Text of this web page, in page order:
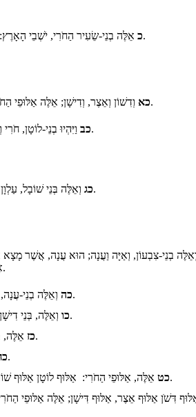
כאֵלֶּה בְנֵי-שֵׂעִיר הַחֹרִי, יֹשְׁבֵי הָאָרֶץ: לוֹטָן וְשׁוֹבָל, וְצִבְעוֹן וַעֲנָה.
כאוְדִשׁוֹן וְאֵצֶר, וְדִישָׁן; אֵלֶּה אַלּוּפֵי הַחֹרִי בְּנֵי שֵׂעִיר, בְּאֶרֶץ אֱדוֹם.
כבוַיִּהְיוּ בְנֵי-לוֹטָן, חֹרִי וְהֵימָם; וַאֲחוֹת לוֹטָן, תִּמְנָע.
כגוְאֵלֶּה בְּנֵי שׁוֹבָל, עַלְוָן וּמָנַחַת וְעֵיבָל, שְׁפוֹ, וְאוֹנָם.
בְנֵי-צִבְעוֹן, וְאַיָּה וַעֲנָה; הוּא עֲנָה, אֲשֶׁר
אֶת-הַחֲמֹרִים, לְצִבְעוֹן אָבִיו.
כהוְאֵלֶּה בְנֵי-עֲנָה, דִּשֹׁן; וְאָהֳלִיבָמָה, בַּת-עֲנָה.
כווְאֵלֶּה, בְּנֵי דִישָׁן--חֶמְדָּן וְאֶשְׁבָּן, וְיִתְרָן וּכְרָן.
כזאֵלֶּה, בְּנֵי-אֵצֶר--בִּלְהָן וְזַעֲוָן, וַעֲקָן.
אֵלֶּה בְנֵי-דִישָׁן, עוּץ וַאֲרָן.
כטאֵלֶּה, אַלּוּפֵי הַחֹרִי: אַלּוּף לוֹטָן אַלּוּף שׁוֹבָל, אַלּוּף צִבְעוֹן אַלּוּף עֲנָה.
דִּשֹׁן אַלּוּף אֵצֶר, אַלּוּף דִּישָׁן; אֵלֶּה אַלּוּפֵי